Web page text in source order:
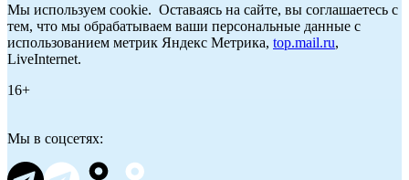
Мы используем cookie. Оставаясь на сайте, вы соглашаетесь с
тем, что мы обрабатываем ваши персональные данные с
использованием метрик Яндекс Метрика, top.mail.ru,
LiveInternet.
16+
Мы в соцсетях: